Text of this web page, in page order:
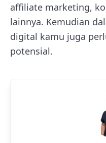
affiliate marketing,
lainnya. Kemudian
digital kamu juga
potensial.